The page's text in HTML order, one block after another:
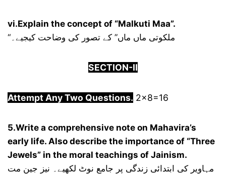
vi.Explain the concept of “Malkuti Maa”.
“ملکوتی ماں ماں” کے تصور کی وضاحت کیجیے۔
SECTION-II
Attempt Any Two Questions. 2×8=16
5.Write a comprehensive note on Mahavira’s
early life. Also describe the importance of “Three
Jewels” in the moral teachings of Jainism.
مہاویر کی ابتدائی زندگی پر جامع نوٹ لکھیے۔ نیز جین مت